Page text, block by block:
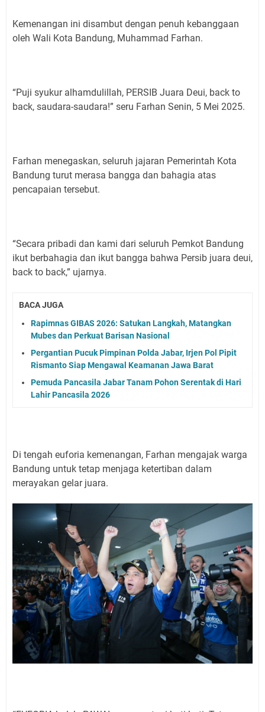
Kemenangan ini disambut dengan penuh kebanggaan
oleh Wali Kota Bandung, Muhammad Farhan.
“Puji syukur alhamdulillah, PERSIB Juara Deui, back to
back, saudara-saudara!” seru Farhan Senin, 5 Mei 2025.
Farhan menegaskan, seluruh jajaran Pemerintah Kota
Bandung turut merasa bangga dan bahagia atas
pencapaian tersebut.
“Secara pribadi dan kami dari seluruh Pemkot Bandung
ikut berbahagia dan ikut bangga bahwa Persib juara deui,
back to back,” ujarnya.
BACA JUGA
Rapimnas GIBAS 2026: Satukan Langkah, Matangkan
Mubes dan Perkuat Barisan Nasional
Pergantian Pucuk Pimpinan Polda Jabar, Irjen Pol Pipit
Rismanto Siap Mengawal Keamanan Jawa Barat
Pemuda Pancasila Jabar Tanam Pohon Serentak di Hari
Lahir Pancasila 2026
Di tengah euforia kemenangan, Farhan mengajak warga
Bandung untuk tetap menjaga ketertiban dalam
merayakan gelar juara.